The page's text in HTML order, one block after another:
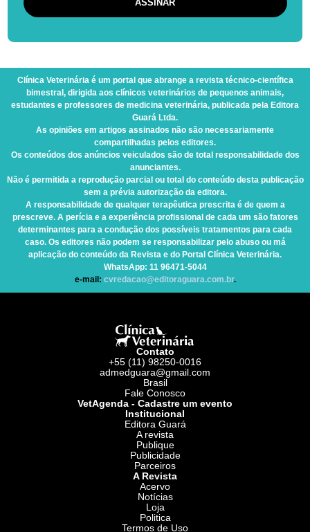
Clínica Veterinária é um portal que abrange a revista técnico-científica
bimestral, dirigida aos clínicos veterinários de pequenos animais,
estudantes e professores de medicina veterinária, publicada pela Editora
Guará Ltda.
As opiniões em artigos assinados não são necessariamente
compartilhadas pelos editores.
Os conteúdos dos anúncios veiculados são de total responsabilidade dos
anunciantes.
Não é permitida a reprodução parcial ou total do conteúdo desta publicação
sem a prévia autorização da editora.
A responsabilidade de qualquer terapêutica prescrita é de quem a
prescreve. A perícia e a experiência profissional de cada um são fatores
determinantes para a condução dos possíveis tratamentos para cada
caso. Os editores não podem se responsabilizar pelo abuso ou má
aplicação do conteúdo da Revista e do Portal Clínica Veterinária.
WhatsApp: 11 96471-5044
e-mail: cvredacao@editoraguara.com.br.
Contato
+55 (11) 98250-0016
admedguara@gmail.com
Brasil
Fale Conosco
VetAgenda - Cadastre um evento
Institucional
Editora Guará
A revista
Publique
Publicidade
Parceiros
A Revista
Acervo
Notícias
Loja
Politica
Termos de Uso